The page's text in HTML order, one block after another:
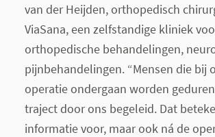
van der Heijden, orthopedisch
ViaSana, een zelfstandige kliniek
orthopedische behandelingen,
pijnbehandelingen. “Mensen die bij
operatie ondergaan worden
traject door ons begeleid. Dat
informatie voor, maar ook ná de